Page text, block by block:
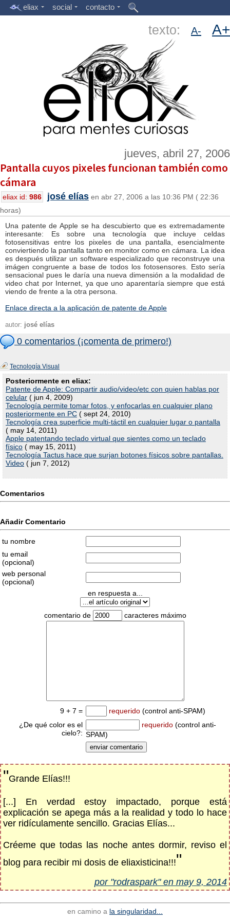
eliax social contacto
texto: A- A+
jueves, abril 27, 2006
Pantalla cuyos pixeles funcionan también como
cámara
eliax id: 986 josé elías en abr 27, 2006 a las 10:36 PM ( 22:36
horas)
Una patente de Apple se ha descubierto que es extremadamente
interesante: Es sobre una tecnología que incluye celdas
fotosensitivas entre los pixeles de una pantalla, esencialmente
conviertiendo la pantalla tanto en monitor como en cámara. La idea
es después utilizar un software especializado que reconstruye una
imágen congruente a base de todos los fotosensores. Esto sería
sensacional pues le daría una nueva dimensión a la modalidad de
video chat por Internet, ya que uno aparentaría siempre que está
viendo de frente a la otra persona.
Enlace directa a la aplicación de patente de Apple
autor: josé elías
0 comentarios (¡comenta de primero!)
Tecnología Visual
Posteriormente en eliax:
Patente de Apple: Compartir audio/video/etc con quien hablas por
celular ( jun 4, 2009)
Tecnología permite tomar fotos, y enfocarlas en cualquier plano
posteriormente en PC ( sept 24, 2010)
Tecnología crea superficie multi-táctil en cualquier lugar o pantalla
( may 14, 2011)
Apple patentando teclado virtual que sientes como un teclado
físico ( may 15, 2011)
Tecnología Tactus hace que surjan botones físicos sobre pantallas.
Video ( jun 7, 2012)
Comentarios
Añadir Comentario
tu nombre
tu email
(opcional)
web personal
(opcional)
en respuesta a...
comentario de caracteres máximo
9 + 7 = requerido (control anti-SPAM)
¿De qué color es el
cielo?:
requerido (control anti-
SPAM)
"Grande Elías!!!
[...] En verdad estoy impactado, porque está
explicación se apega más a la realidad y todo lo hace
ver ridículamente sencillo. Gracias Elías...
Créeme que todas las noche antes dormir, reviso el
blog para recibir mi dosis de eliaxisticina!!!"
por "rodraspark" en may 9, 2014
en camino a la singularidad...